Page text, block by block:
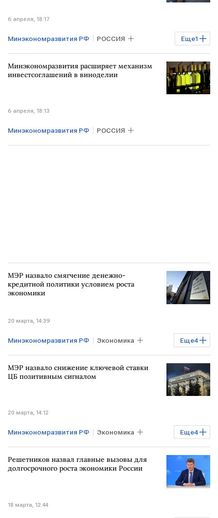
6 апреля, 18:17
Еще1
Минэкономразвития РФ РОССИЯ
Росстат
Минэкономразвития расширяет механизм
инвестсоглашений в виноделии
6 апреля, 18:13
Минэкономразвития РФ РОССИЯ
МЭР назвало смягчение денежно-
кредитной политики условием роста
экономики
20 марта, 14:39
Еще4
Минэкономразвития РФ Экономика
Финансы Банки РОССИЯ РФ
МЭР назвало снижение ключевой ставки
ЦБ позитивным сигналом
20 марта, 14:12
Еще4
Минэкономразвития РФ Экономика
РОССИЯ Финансы РФ
ключевая ставка
Решетников назвал главные вызовы для
долгосрочного роста экономики России
18 марта, 12:44